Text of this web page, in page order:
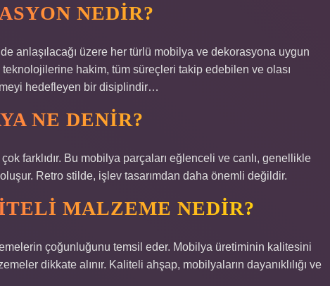
NEDIR?
anlaşılacağı üzere her türlü mobilya ve dekorasyona uygun
hakim, tüm süreçleri takip edebilen ve olası
hedefleyen bir disiplindir…
NE DENIR?
farklıdır. Bu mobilya parçaları eğlenceli ve canlı, genellikle
Retro stilde, işlev tasarımdan daha önemli değildir.
MALZEME NEDIR?
çoğunluğunu temsil eder. Mobilya üretiminin kalitesini
dikkate alınır. Kaliteli ahşap, mobilyaların dayanıklılığı ve